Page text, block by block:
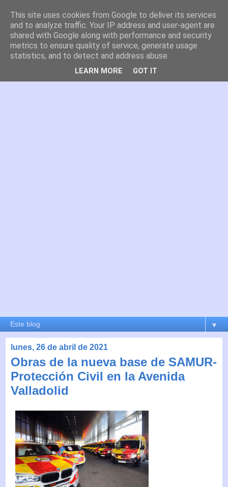
es por madrid
El blog de Madrid y su actualidad, proyectos, transporte,
movilidad, arquitectura, participación, medio ambiente,
educación, empleo, ...
▼
lunes, 26 de abril de 2021
Obras de la nueva base de SAMUR-
Protección Civil en la Avenida
Valladolid
This site uses cookies from Google to deliver its services
and to analyze traffic. Your IP address and user-agent are
shared with Google along with performance and security
metrics to ensure quality of service, generate usage
statistics, and to detect and address abuse.
LEARN MORE GOT IT